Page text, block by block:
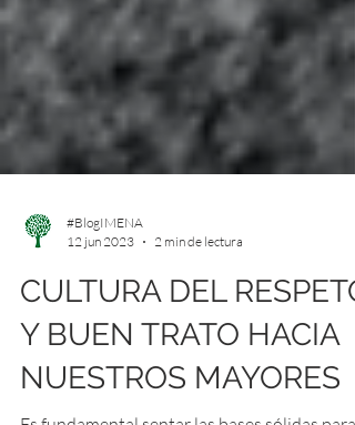
12 jun 2023
2 min de lectura
CULTURA DEL RESPETO
Y BUEN TRATO HACIA